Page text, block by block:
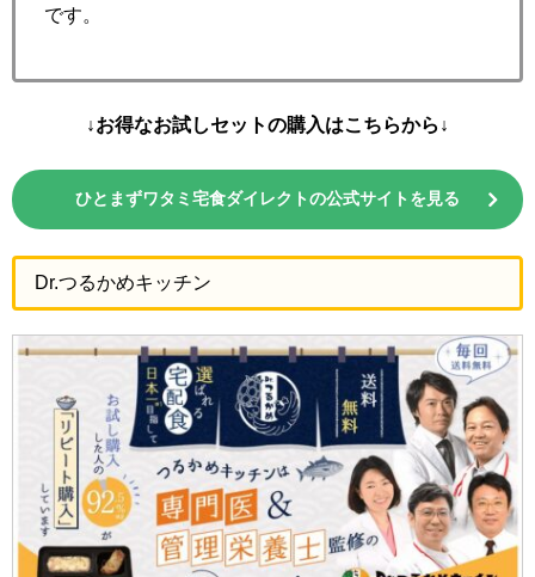
です。
↓お得なお試しセットの購入はこちらから↓
ひとまずワタミ宅食ダイレクトの公式サイトを見る
Dr.つるかめキッチン